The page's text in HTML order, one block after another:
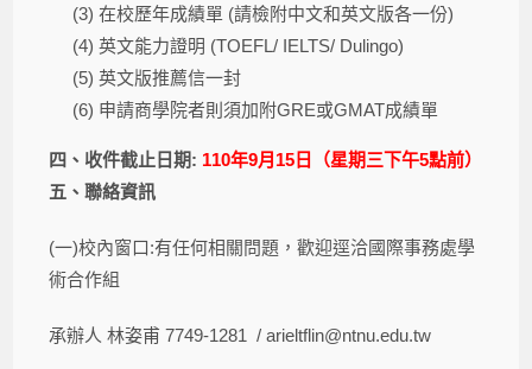
(3) 在校歷年成績單 (請檢附中文和英文版各一份)
(4) 英文能力證明 (TOEFL/ IELTS/ Dulingo)
(5) 英文版推薦信一封
(6) 申請商學院者則須加附GRE或GMAT成績單
四、收件截止日期: 110年9月15日（星期三下午5點前）
五、聯絡資訊
(一)校內窗口:有任何相關問題，歡迎逕洽國際事務處學
術合作組
承辦人 林姿甫 7749-1281 / arieltflin@ntnu.edu.tw